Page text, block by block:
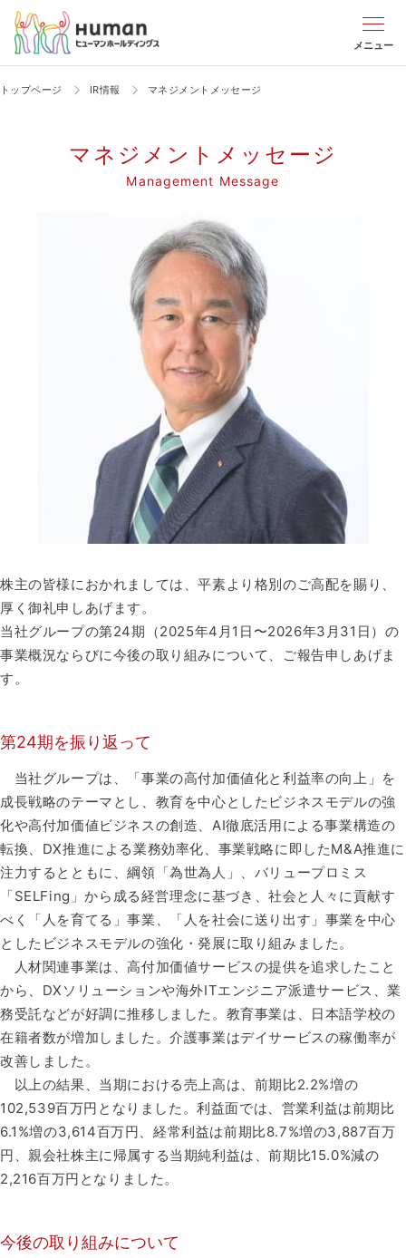
メニュー
トップページ IR情報 マネジメントメッセージ
マネジメントメッセージ
Management Message
株主の皆様におかれましては、平素より格別のご高配を賜り、
厚く御礼申しあげます。​
当社グループの第24期（2025年4月1日〜2026年3月31日）の
事業概況ならびに今後の取り組みについて、ご報告申しあげま
す。​
第24期を振り返って​
当社グループは、「事業の高付加価値化と利益率の向上」を
成長戦略のテーマとし、教育を中心としたビジネスモデルの強
化や高付加価値ビジネスの創造、AI徹底活用による事業構造の
転換、DX推進による業務効率化、事業戦略に即したM&A推進に
注力するとともに、綱領「為世為人」、バリュープロミス
「SELFing」から成る経営理念に基づき、社会と人々に貢献す
べく「人を育てる」事業、「人を社会に送り出す」事業を中心
としたビジネスモデルの強化・発展に取り組みました。​
人材関連事業は、高付加価値サービスの提供を追求したこと
から、DXソリューションや海外ITエンジニア派遣サービス、業
務受託などが好調に推移しました。教育事業は、日本語学校の
在籍者数が増加しました。介護事業はデイサービスの稼働率が
改善しました。​
以上の結果、当期における売上高は、前期比2.2%増の
102,539百万円となりました。利益面では、営業利益は前期比
6.1%増の3,614百万円、経常利益は前期比8.7%増の3,887百万
円、親会社株主に帰属する当期純利益は、前期比15.0%減の
2,216百万円となりました。​
今後の取り組みについて​